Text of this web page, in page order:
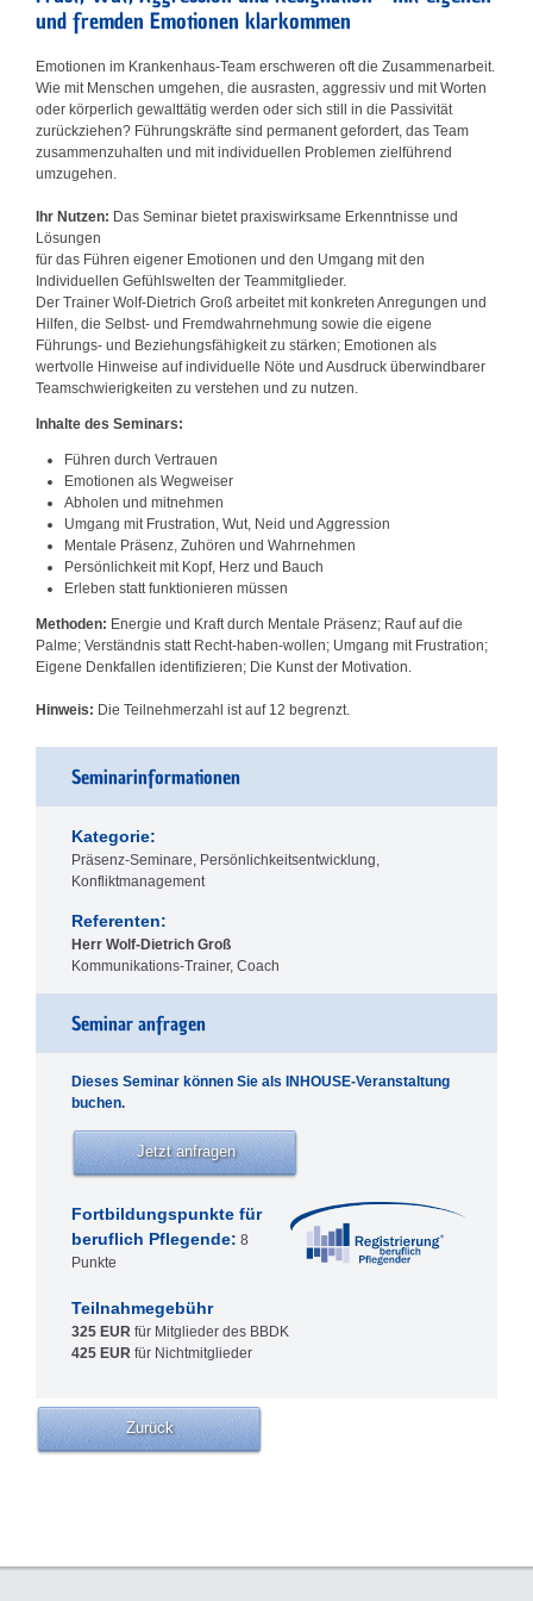
und fremden Emotionen klarkommen
Emotionen im Krankenhaus-Team erschweren oft die Zusammenarbeit.
Wie mit Menschen umgehen, die ausrasten, aggressiv und mit Worten
oder körperlich gewalttätig werden oder sich still in die Passivität
zurückziehen? Führungskräfte sind permanent gefordert, das Team
zusammenzuhalten und mit individuellen Problemen zielführend
umzugehen.
Ihr Nutzen: Das Seminar bietet praxiswirksame Erkenntnisse und
Lösungen
für das Führen eigener Emotionen und den Umgang mit den
Individuellen Gefühlswelten der Teammitglieder.
Der Trainer Wolf-Dietrich Groß arbeitet mit konkreten Anregungen und
Hilfen, die Selbst- und Fremdwahrnehmung sowie die eigene
Führungs- und Beziehungsfähigkeit zu stärken; Emotionen als
wertvolle Hinweise auf individuelle Nöte und Ausdruck überwindbarer
Teamschwierigkeiten zu verstehen und zu nutzen.
Inhalte des Seminars:
Führen durch Vertrauen
Emotionen als Wegweiser
Abholen und mitnehmen
Umgang mit Frustration, Wut, Neid und Aggression
Mentale Präsenz, Zuhören und Wahrnehmen
Persönlichkeit mit Kopf, Herz und Bauch
Erleben statt funktionieren müssen
Methoden: Energie und Kraft durch Mentale Präsenz; Rauf auf die
Palme; Verständnis statt Recht-haben-wollen; Umgang mit Frustration;
Eigene Denkfallen identifizieren; Die Kunst der Motivation.
Hinweis: Die Teilnehmerzahl ist auf 12 begrenzt.
Seminarinformationen
Kategorie:
Präsenz-Seminare, Persönlichkeitsentwicklung,
Konfliktmanagement
Referenten:
Herr Wolf-Dietrich Groß
Kommunikations-Trainer, Coach
Seminar anfragen
Dieses Seminar können Sie als INHOUSE-Veranstaltung
buchen.
Jetzt anfragen
Fortbildungspunkte für
beruflich Pflegende: 8
Punkte
Teilnahmegebühr
325 EUR für Mitglieder des BBDK
425 EUR für Nichtmitglieder
Zurück